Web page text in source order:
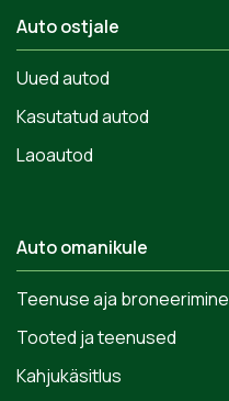
Auto ostjale
Uued autod
Kasutatud autod
Laoautod
Auto omanikule
Teenuse aja broneerimine
Tooted ja teenused
Kahjukäsitlus